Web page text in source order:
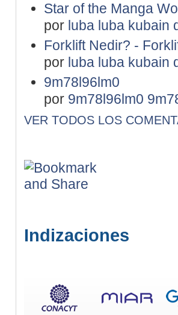
Star of the Manga
por luba luba kubain
Forklift Nedir? -
por luba luba kubain
9m78l96lm0
por 9m78l96lm0
VER TODOS LOS
Indizaciones